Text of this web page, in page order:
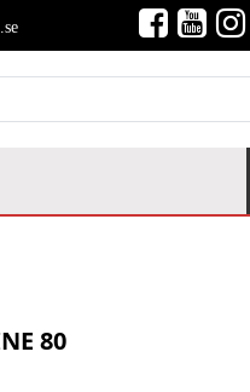
80